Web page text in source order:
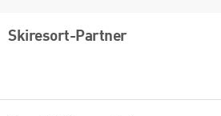
Skiresort-Partner